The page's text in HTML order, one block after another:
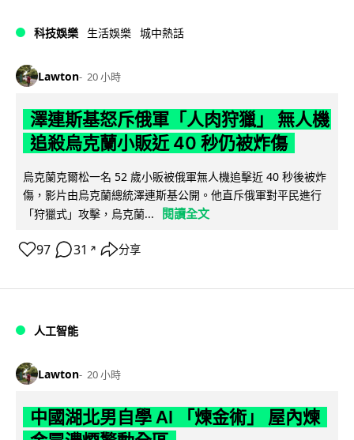
科技娛樂 生活娛樂 城中熱話
Lawton 20 小時
澤連斯基怒斥俄軍「人肉狩獵」 無人機
追殺烏克蘭小販近 40 秒仍被炸傷
烏克蘭克爾松一名 52 歲小販被俄軍無人機追擊近 40 秒後被炸
傷，影片由烏克蘭總統澤連斯基公開。他直斥俄軍對平民進行
「狩獵式」攻擊，烏克蘭...
閱讀全文
97 31 ↗ 分享
人工智能
Lawton 20 小時
中國湖北男自學 AI 「煉金術」 屋內煉